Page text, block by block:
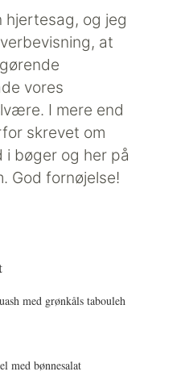
hjertesag, og jeg
at
vores
I mere end
skrevet om
i bøger og her på
God fornøjelse!
med grønkåls tabouleh
med bønnesalat